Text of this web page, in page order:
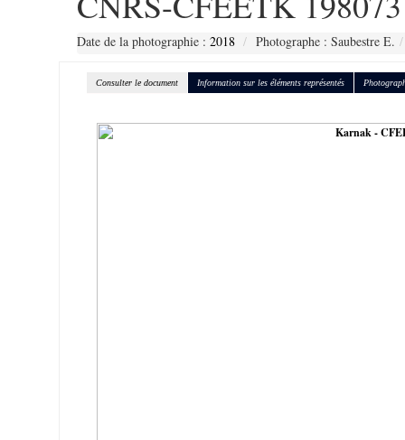
Date de la photographie : 2018 Photographe : Saubestre E.
Consulter le document Information sur les éléments représentés